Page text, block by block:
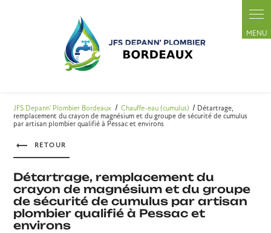
JFS Depann' Plombier Bordeaux Chauffe-eau (cumulus)
Détartrage,
remplacement du crayon de magnésium et du groupe de sécurité de cumulus
par artisan plombier qualifié à Pessac et environs
RETOUR
Détartrage, remplacement du
crayon de magnésium et du groupe
de sécurité de cumulus par artisan
plombier qualifié à Pessac et
environs